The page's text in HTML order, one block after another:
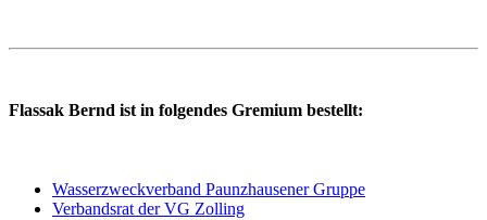
Flassak Bernd ist in folgendes Gremium bestellt:
Wasserzweckverband Paunzhausener Gruppe
Verbandsrat der VG Zolling